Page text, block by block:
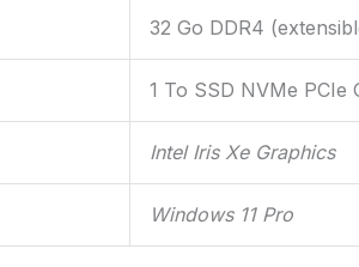
32 Go DDR4
1 To SSD NVMe PCIe
Intel Iris Xe Graphics
Windows 11 Pro